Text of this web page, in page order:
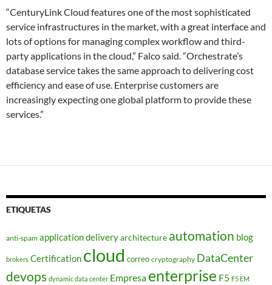
“CenturyLink Cloud features one of the most sophisticated
service infrastructures in the market, with a great interface and
lots of options for managing complex workflow and third-
party applications in the cloud,” Falco said. “Orchestrate’s
database service takes the same approach to delivering cost
efficiency and ease of use. Enterprise customers are
increasingly expecting one global platform to provide these
services.”
ETIQUETAS
anti-spam application deliveryarchitecture automation blog
brokers Certification cloud correo cryptography DataCenter
devops dynamic data center Empresa enterprise F5 F5 EM